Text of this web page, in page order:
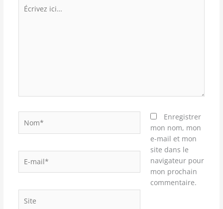
Écrivez
Nom*
Site
Enregistrer
mon nom, mon
e-mail et mon
site dans le
navigateur pour
mon prochain